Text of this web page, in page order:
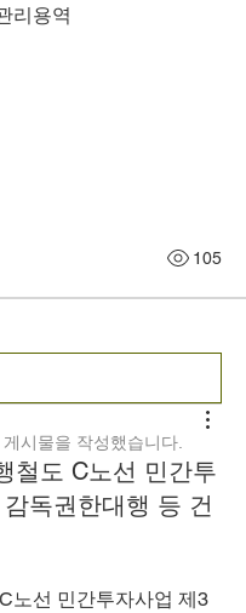
리용역
105
게시물을 작성했습니다.
철도 C노선 민간투
독권한대행 등 건
노선 민간투자사업 제3